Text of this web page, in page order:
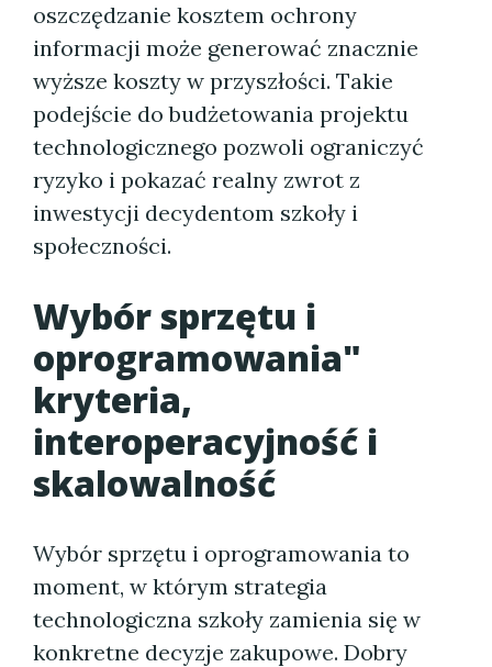
oszczędzanie kosztem ochrony
informacji może generować znacznie
wyższe koszty w przyszłości. Takie
podejście do budżetowania projektu
technologicznego pozwoli ograniczyć
ryzyko i pokazać realny zwrot z
inwestycji decydentom szkoły i
społeczności.
Wybór sprzętu i
oprogramowania"
kryteria,
interoperacyjność i
skalowalność
Wybór sprzętu i oprogramowania to
moment, w którym strategia
technologiczna szkoły zamienia się w
konkretne decyzje zakupowe. Dobry